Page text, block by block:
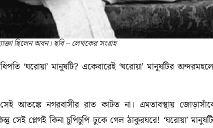
ছিলেন অবন।ছবি – লেখকের সংগ্রহ
‘ঘরোয়া’ মানুষটি? একেবারেই ‘ঘরোয়া’ মানুষটির
আতঙ্কে নগরবাসীর রাত কাটত না। এমতাবস্থায়
সেই প্লেগই কিনা চুপিচুপি ঢুকে গেল ঠাকুরঘরে! ‘ঘরোয়া’